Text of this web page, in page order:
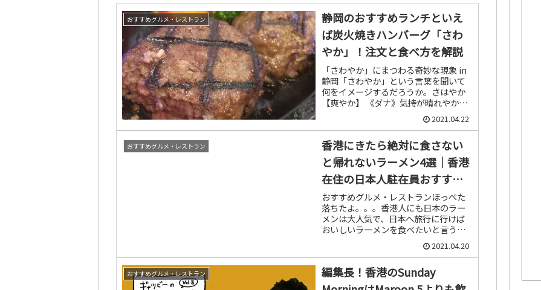
おすすめグルメ・レストラン
静岡のおすすめランチといえ
ば炭火焼きハンバーグ「さわ
やか」！注文と食べ方を解説
「さわやか」にまつわる奇妙な現象 in
静岡「さわやか」という言葉を聞いて
何をイメージするだろうか。さはやか
【爽やか】 《ダナ》気持が晴れやかで
さっぱりしているさま。すがすがしい
さま。「―な朝」。また、いかにも明
快なさま。辞書ではこのよう...
2021.04.22
おすすめグルメ・レストラン
香港にきたら絶対に食さない
と帰れないラーメン4選｜香港
在住の日本人駐在員おすすめ
のグルメ
おすすめグルメ・レストランほっぺた
落ちたよ。。。香港人にも日本のラー
メンは大人気で、日本へ旅行に行けば
おいしいラーメンを食べたいと言う人
も多いです。インスタントラーメンは
もとより、日本のラーメン店も香港に
出店しており、一蘭や大勝軒といった
日...
2021.04.20
おすすめグルメ・レストラン
編集長！香港のSunday